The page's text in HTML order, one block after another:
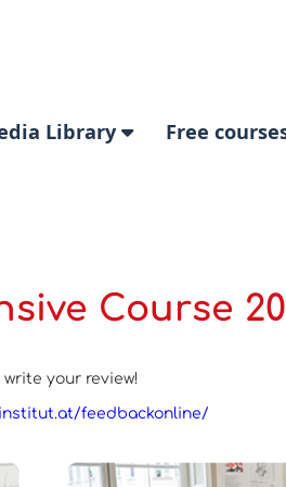
Library Free
Course
write your review!
feedbackonline/